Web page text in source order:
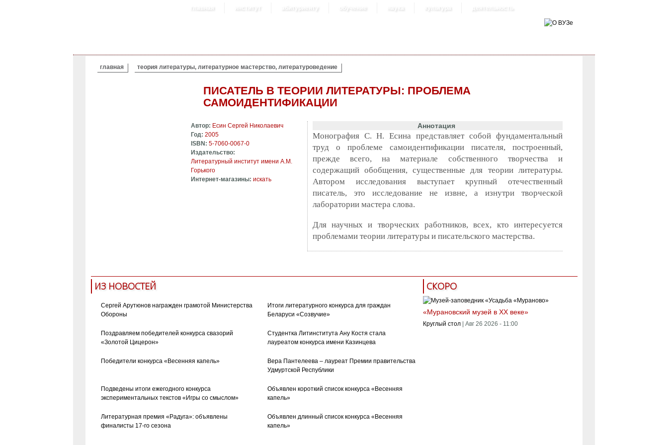
главная институт абитуриенту обучение наука культура деятельность
ВЫ ЗДЕСЬ
главная теория литературы, литературное мастерство, литературоведение
ПИСАТЕЛЬ В ТЕОРИИ ЛИТЕРАТУРЫ: ПРОБЛЕМА
САМОИДЕНТИФИКАЦИИ
Автор: Есин Сергей Николаевич
Год:2005
ISBN:5-7060-0067-0
Издательство:
Литературный институт имени А.М.
Горького
Интернет-магазины:искать
Аннотация
Монография С. Н. Есина представляет собой фундаментальный
труд о проблеме самоидентификации писателя, построенный,
прежде всего, на материале собственного творчества и
содержащий обобщения, существенные для теории литературы.
Автором исследования выступает крупный отечественный
писатель, это исследование не извне, а изнутри творческой
лаборатории мастера слова.
Для научных и творческих работников, всех, кто интересуется
проблемами теории литературы и писательского мастерства.
ИЗ НОВОСТЕЙ
Сергей Арутюнов награжден грамотой Министерства
Обороны
Итоги литературного конкурса для граждан
Беларуси «Созвучие»
Поздравляем победителей конкурса свазорий
«Золотой Цицерон»
Студентка Литинститута Ану Костя стала
лауреатом конкурса имени Казинцева
Победители конкурса «Весенняя капель»
Вера Пантелеева – лауреат Премии правительства
Удмуртской Республики
Подведены итоги ежегодного конкурса
экспериментальных текстов «Игры со смыслом»
Объявлен короткий список конкурса «Весенняя
капель»
Литературная премия «Радуга»: объявлены
финалисты 17-го сезона
Объявлен длинный список конкурса «Весенняя
капель»
СКОРО
«Мурановский музей в XX веке»
Круглый стол Авг 26 2026 - 11:00